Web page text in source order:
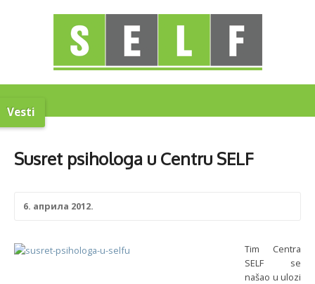
Vesti
Susret psihologa u Centru SELF
6. априла 2012.
Tim Centra
SELF se
našao u ulozi